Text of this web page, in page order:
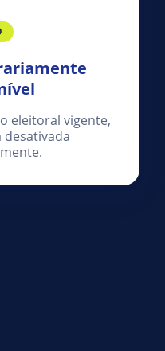
eleitoral vigente,
desativada